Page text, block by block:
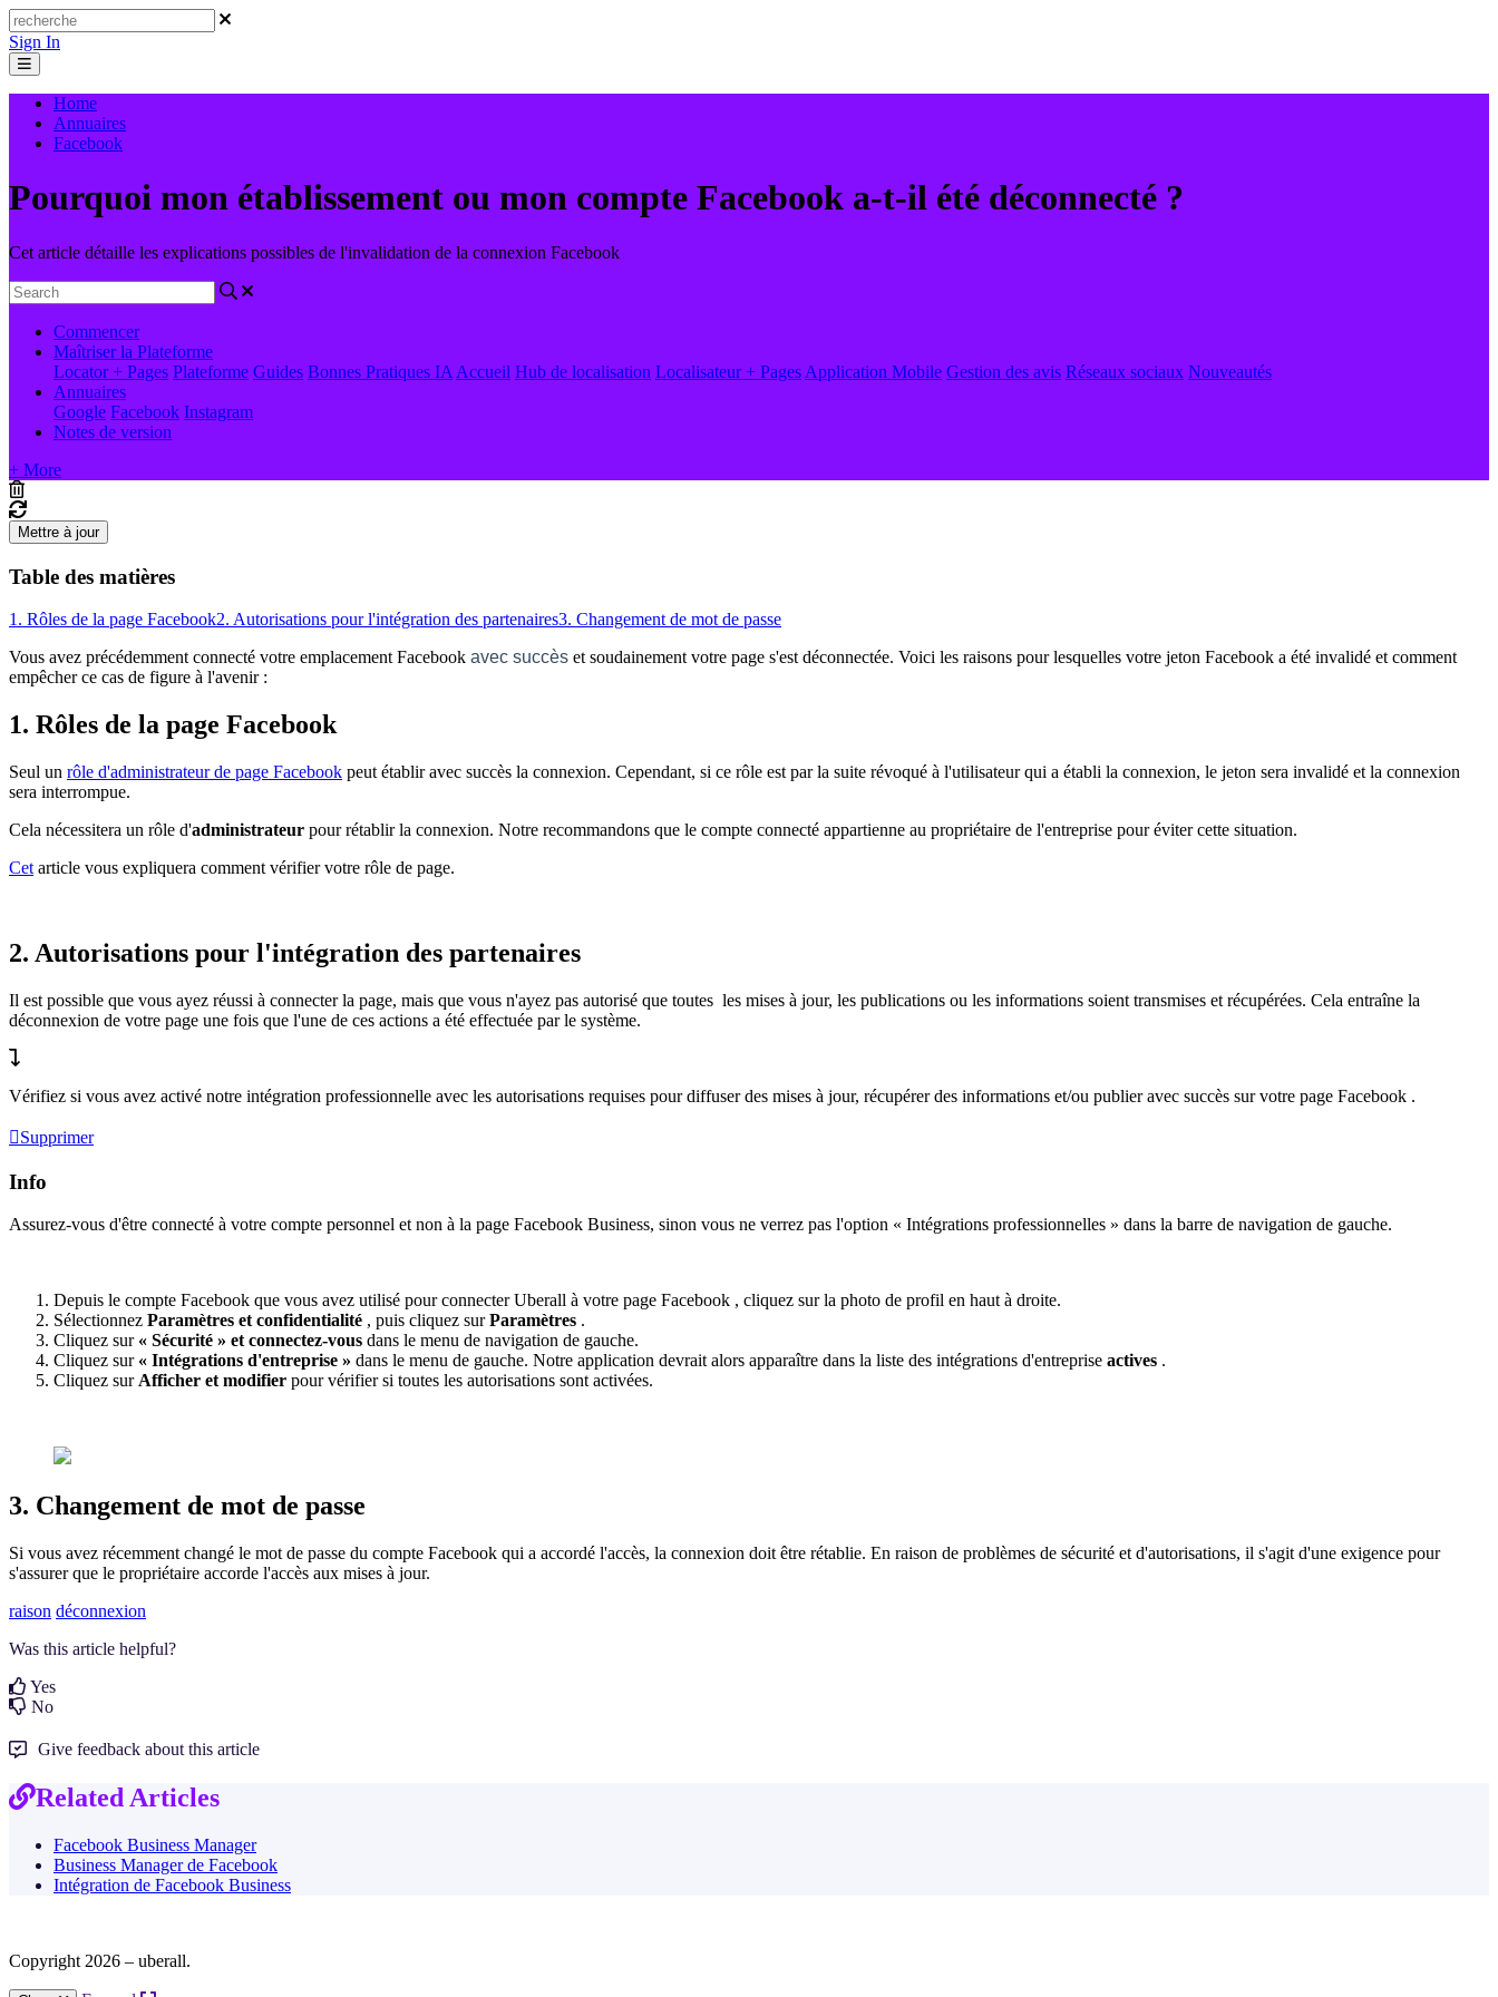
Sign In
Home
Annuaires
Facebook
Pourquoi mon établissement ou mon compte Facebook a-t-il été déconnecté ?
Cet article détaille les explications possibles de l'invalidation de la connexion Facebook
Commencer
Maîtriser la Plateforme
Locator + Pages Plateforme Guides Bonnes Pratiques IA Accueil Hub de localisation Localisateur + Pages Application Mobile Gestion des avis Réseaux sociaux Nouveautés
Annuaires
Google Facebook Instagram
Notes de version
+ More
Mettre à jour
Table des matières
1. Rôles de la page Facebook2. Autorisations pour l'intégration des partenaires3. Changement de mot de passe
Vous avez précédemment connecté votre emplacement Facebook avec succès et soudainement votre page s'est déconnectée. Voici les raisons pour lesquelles votre jeton Facebook a été invalidé et comment
empêcher ce cas de figure à l'avenir :
1. Rôles de la page Facebook
Seul un rôle d'administrateur de page Facebook peut établir avec succès la connexion. Cependant, si ce rôle est par la suite révoqué à l'utilisateur qui a établi la connexion, le jeton sera invalidé et la connexion
sera interrompue.
Cela nécessitera un rôle d'administrateur pour rétablir la connexion. Notre recommandons que le compte connecté appartienne au propriétaire de l'entreprise pour éviter cette situation.
Cet article vous expliquera comment vérifier votre rôle de page.
2. Autorisations pour l'intégration des partenaires
Il est possible que vous ayez réussi à connecter la page, mais que vous n'ayez pas autorisé que toutes les mises à jour, les publications ou les informations soient transmises et récupérées. Cela entraîne la
déconnexion de votre page une fois que l'une de ces actions a été effectuée par le système.
Vérifiez si vous avez activé notre intégration professionnelle avec les autorisations requises pour diffuser des mises à jour, récupérer des informations et/ou publier avec succès sur votre page Facebook .
Supprimer
Info
Assurez-vous d'être connecté à votre compte personnel et non à la page Facebook Business, sinon vous ne verrez pas l'option « Intégrations professionnelles » dans la barre de navigation de gauche.
Depuis le compte Facebook que vous avez utilisé pour connecter Uberall à votre page Facebook , cliquez sur la photo de profil en haut à droite.
Sélectionnez Paramètres et confidentialité , puis cliquez surParamètres .
Cliquez sur « Sécurité » et connectez-vous dans le menu de navigation de gauche.
Cliquez sur « Intégrations d'entreprise » dans le menu de gauche. Notre application devrait alors apparaître dans la liste des intégrations d'entreprise actives .
Cliquez sur Afficher et modifier pour vérifier si toutes les autorisations sont activées.
3. Changement de mot de passe
Si vous avez récemment changé le mot de passe du compte Facebook qui a accordé l'accès, la connexion doit être rétablie. En raison de problèmes de sécurité et d'autorisations, il s'agit d'une exigence pour
s'assurer que le propriétaire accorde l'accès aux mises à jour.
raison déconnexion
Was this article helpful?
Yes
No
Give feedback about this article
Related Articles
Facebook Business Manager
Business Manager de Facebook
Intégration de Facebook Business
Copyright 2026 – uberall.